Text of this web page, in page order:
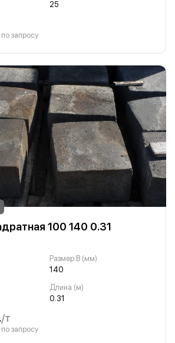
25
запросу
100 140 0.31
Размер B (мм)
140
Длина (м)
0.31
/т
запросу